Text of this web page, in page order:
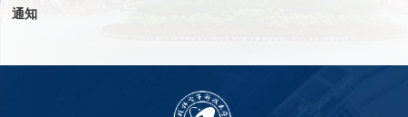
通知